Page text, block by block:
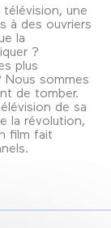
télévision, une
à des ouvriers
la
?
plus
sommes
de tomber.
de sa
la révolution,
film fait